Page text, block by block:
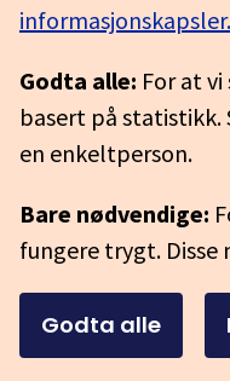
informasjonskapsler.
Godta alle: For at
basert på
en enkeltperson.
Bare nødvendige:
fungere trygt. Disse
Godta alle